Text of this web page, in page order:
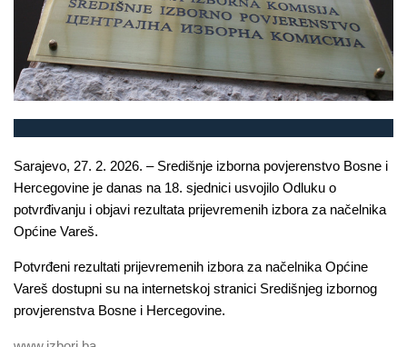
Sarajevo, 27. 2. 2026. – Središnje izborna povjerenstvo Bosne i
Hercegovine je danas na 18. sjednici usvojilo Odluku o
potvrđivanju i objavi rezultata prijevremenih izbora za načelnika
Općine Vareš.
Potvrđeni rezultati prijevremenih izbora za načelnika Općine
Vareš dostupni su na internetskoj stranici Središnjeg izbornog
provjerenstva Bosne i Hercegovine.